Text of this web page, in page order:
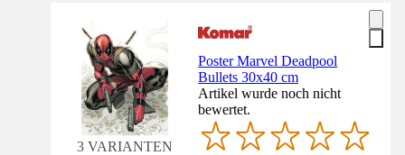
3 VARIANTEN
Poster Marvel Deadpool
Bullets 30x40 cm
Artikel wurde noch nicht
bewertet.